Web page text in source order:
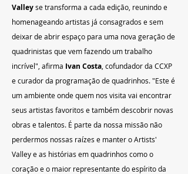
Valley se transforma a cada edição, reunindo e
homenageando artistas já consagrados e sem
deixar de abrir espaço para uma nova geração de
quadrinistas que vem fazendo um trabalho
incrível", afirma Ivan Costa , cofundador da CCXP
e curador da programação de quadrinhos. "Este é
um ambiente onde quem nos visita vai encontrar
seus artistas favoritos e também descobrir novas
obras e talentos. É parte da nossa missão não
perdermos nossas raízes e manter o Artists'
Valley e as histórias em quadrinhos como o
coração e o maior representante do espírito da